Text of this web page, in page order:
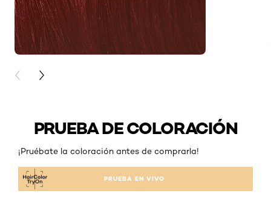
PREVIOUS CARD
NEXT CARD
PRUEBA DE COLORACIÓN
¡Pruébate la coloración antes de comprarla!
PRUEBA EN VIVO